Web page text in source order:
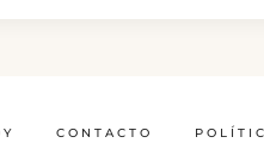
CONTACTO